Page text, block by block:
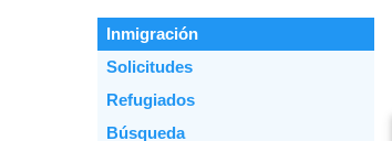
Inmigración
Solicitudes
Refugiados
Вúsqueda